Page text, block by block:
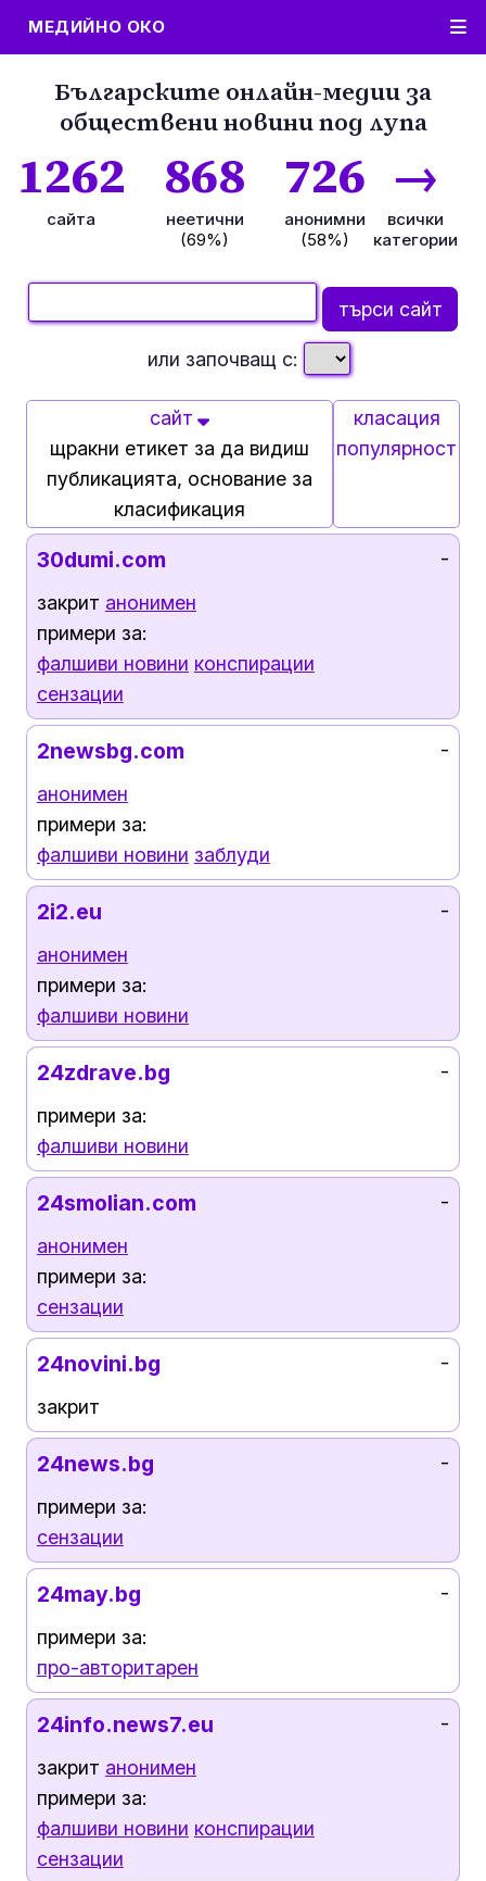
МЕДИЙНО ОКО
Българските онлайн-медии за
обществени новини под лупа
1262
сайта
868
неетични
(69%)
726
анонимни
(58%)
→
всички
категории
или започващ с:
сайт
щракни етикет за да видиш
публикацията, основание за
класификация
класация
популярност
30dumi.com
закрит анонимен
примери за:
фалшиви новини конспирации
сензации
-
2newsbg.com
анонимен
примери за:
фалшиви новини заблуди
-
2i2.eu
анонимен
примери за:
фалшиви новини
-
24zdrave.bg
примери за:
фалшиви новини
-
24smolian.com
анонимен
примери за:
сензации
-
24novini.bg
закрит
-
24news.bg
примери за:
сензации
-
24may.bg
примери за:
про-авторитарен
-
24info.news7.eu
закрит анонимен
примери за:
фалшиви новини конспирации
сензации
-